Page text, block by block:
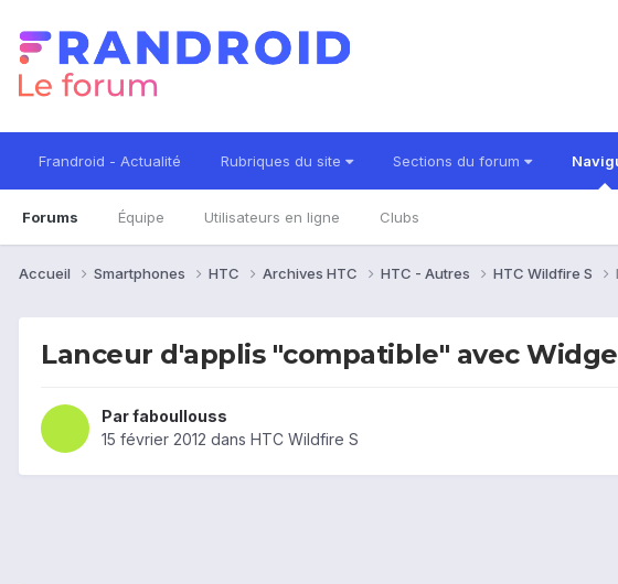
Frandroid - Actualité Rubriques du site Sections du forum
Forums Équipe Utilisateurs en ligne Clubs
Accueil Smartphones HTC Archives HTC HTC - Autres HTC Wildfire S
Lanceur d'applis "compatible" avec
Parfaboullouss
15 février 2012 dans HTC Wildfire S